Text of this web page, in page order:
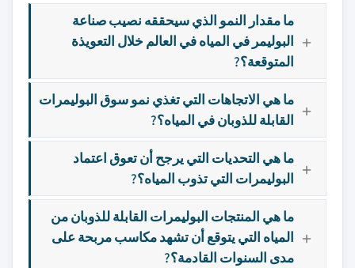
ما مقدار النمو الذي سيحققه نصيب صناعة
البوليمر في المياه في العالم خلال التعويذة
المتوقعة؟?
ما هي الاتجاهات التي تغذي نمو سوق البوليمرات
القابلة للذوبان في المياه؟?
ما هي التحديات التي يرجح أن تعوق اعتماد
البوليمرات التي تذوب المياه؟?
ما هي المنتجات البوليمرات القابلة للذوبان من
المياه التي يتوقع أن تشهد مكاسب مربحة على
مدى السنوات القادمة؟?